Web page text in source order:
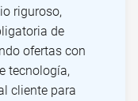
riguroso,
de
ofertas con
tecnología,
cliente para